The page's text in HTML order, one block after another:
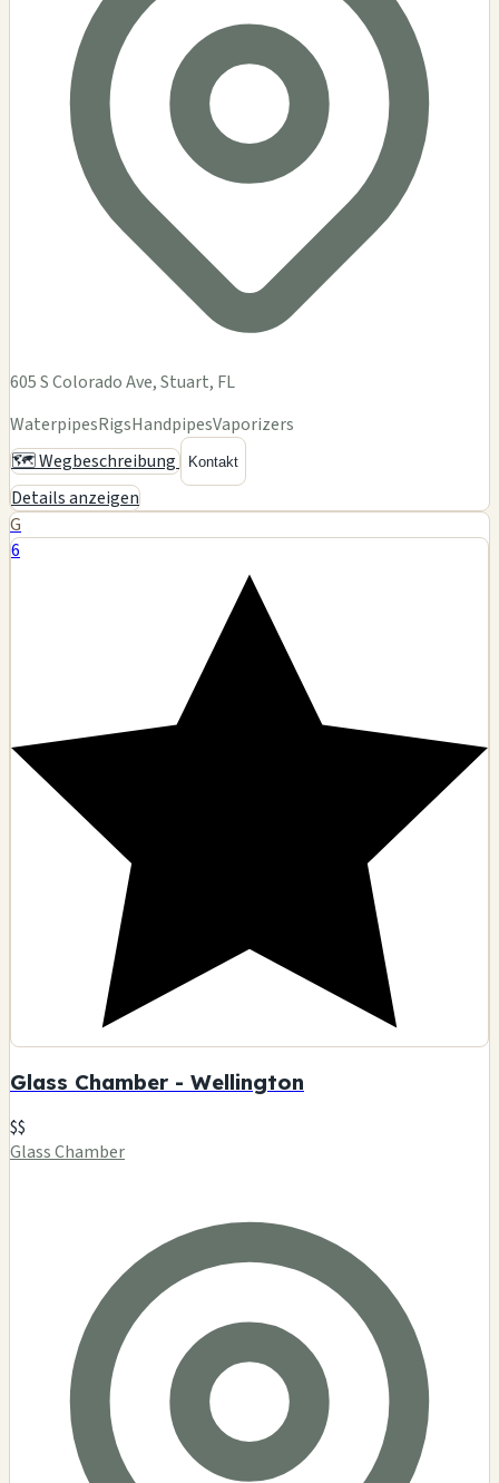
605 S Colorado Ave, Stuart, FL
WaterpipesRigsHandpipesVaporizers
🗺️ Wegbeschreibung Kontakt
Details anzeigen
G
6
Glass Chamber - Wellington
$$
Glass Chamber